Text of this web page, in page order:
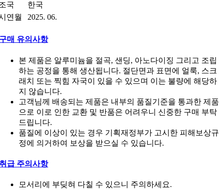
국
한국
연월
2025. 06.
매 유의사항
본 제품은 알루미늄을 절곡, 샌딩, 아노다이징 그리고 조립
하는 공정을 통해 생산됩니다. 절단면과 표면에 얼룩, 스크
래치 또는 찍힘 자국이 있을 수 있으며 이는 불량에 해당하
지 않습니다.
고객님께 배송되는 제품은 내부의 품질기준을 통과한 제품
으로 이로 인한 교환 및 반품은 어려우니 신중한 구매 부탁
드립니다.
품질에 이상이 있는 경우 기획재정부가 고시한 피해보상규
정에 의거하여 보상을 받으실 수 있습니다.
급 주의사항
모서리에 부딪혀 다칠 수 있으니 주의하세요.